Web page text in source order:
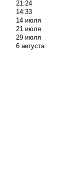
21:24
14:33
14 июля
21 июля
29 июля
6 августа